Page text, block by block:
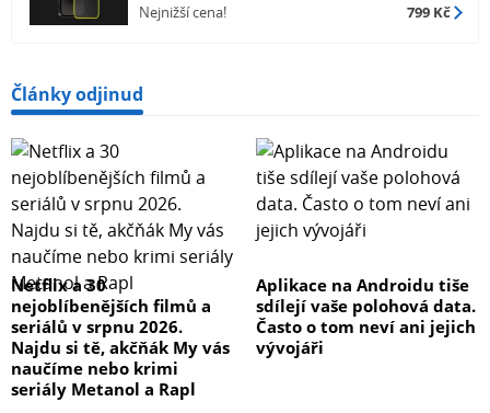
Nejnižší cena! 799 Kč
Články odjinud
Netflix a 30
nejoblíbenějších filmů a
seriálů v srpnu 2026.
Najdu si tě, akčňák My vás
naučíme nebo krimi
seriály Metanol a Rapl
Aplikace na Androidu tiše
sdílejí vaše polohová data.
Často o tom neví ani jejich
vývojáři